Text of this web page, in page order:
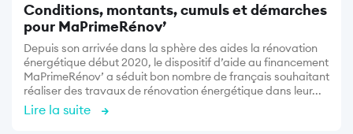
Conditions, montants, cumuls et démarches
pour MaPrimeRénov’
Depuis son arrivée dans la sphère des aides la rénovation
énergétique début 2020, le dispositif d’aide au financement
MaPrimeRénov’ a séduit bon nombre de français souhaitant
réaliser des travaux de rénovation énergétique dans leur...
Lire la suite